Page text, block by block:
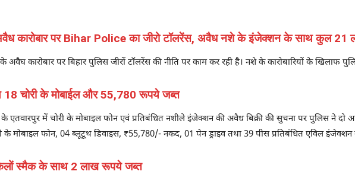
कारोबार पर Bihar Police का जीरो टॉलरेंस, अवैध नशे के इंजेक्शन के साथ कुल 21
के अवैघ कारोबार पर बिहार पुलिस जीरों टॉलरेंस की नीति पर काम कर रही है। नशे के कारोबारियों के खिलाफ
चोरी के मोबाईल और 55,780 रूपये जब्त
के एतवारपुर में चोरी के मोबाइल फोन एवं प्रतिबंधित नशीले इंजेक्शन की अवैध बिक्री की सुचना पर पुलिस ने दो
के मोबाइल फोन, 04 ब्लूटूथ डिवाइस, ₹55,780/- नकद, 01 पेन ड्राइव तथा 39 पीस प्रतिबंधित एविल इंजेक्शन
स्मैक के साथ 2 लाख रूपये जब्त